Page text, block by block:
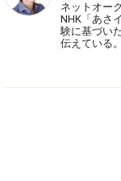
ネットオー
NHK「あさ
験に基づい
伝えている。